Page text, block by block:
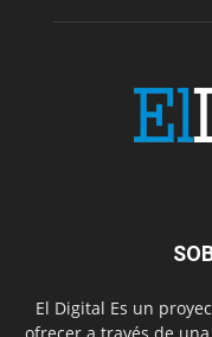
El Digital Es un
ofrecer a través de